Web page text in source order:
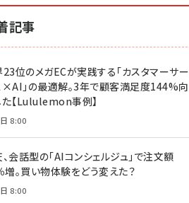
記事
位のメガECが実践する「カスタマーサー
×AI」の最適解。3年で顧客満足度144%向
【Lululemon事例】
8:00
会話型の「AIコンシェルジュ」で注文額
増。買い物体験をどう変えた？
8:00